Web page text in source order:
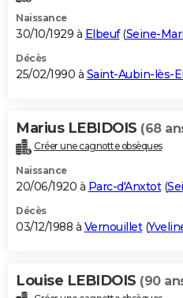
Naissance
30/10/1929 à Elbeuf(Seine-
Décès
25/02/1990 à Saint-Aubin-lès-
Marius LEBIDOIS (68
Créer une cagnotte obsèques
Naissance
20/06/1920 à Parc-d'Anxtot(
Décès
03/12/1988 à Vernouillet(
Louise LEBIDOIS (90